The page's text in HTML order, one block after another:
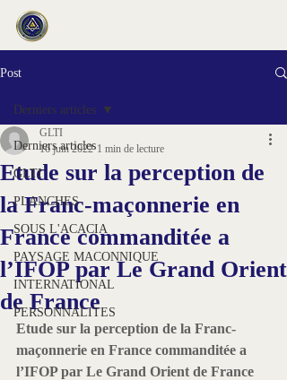
Post
Derniers articles
GLTI
PLANCHES
SOUS L'ACACIA
PAYSAGE MACONNIQUE
INTERNATIONAL
PERSONNALITES
Derniers articles
Etude sur la perception de
la Franc-maçonnerie en
France commanditée a
l’IFOP par Le Grand Orient
de France
GLTI
16 juin 2022 1 min de lecture
Etude sur la perception de la Franc-
maçonnerie en France commanditée a
l’IFOP par Le Grand Orient de France